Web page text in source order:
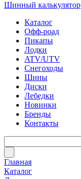
Шинный калькулятор
Каталог
Офф-роад
Пикапы
Лодки
ATV/UTV
Снегоходы
Шины
Диски
Лебедки
Новинки
Бренды
Контакты
Главная
Каталог